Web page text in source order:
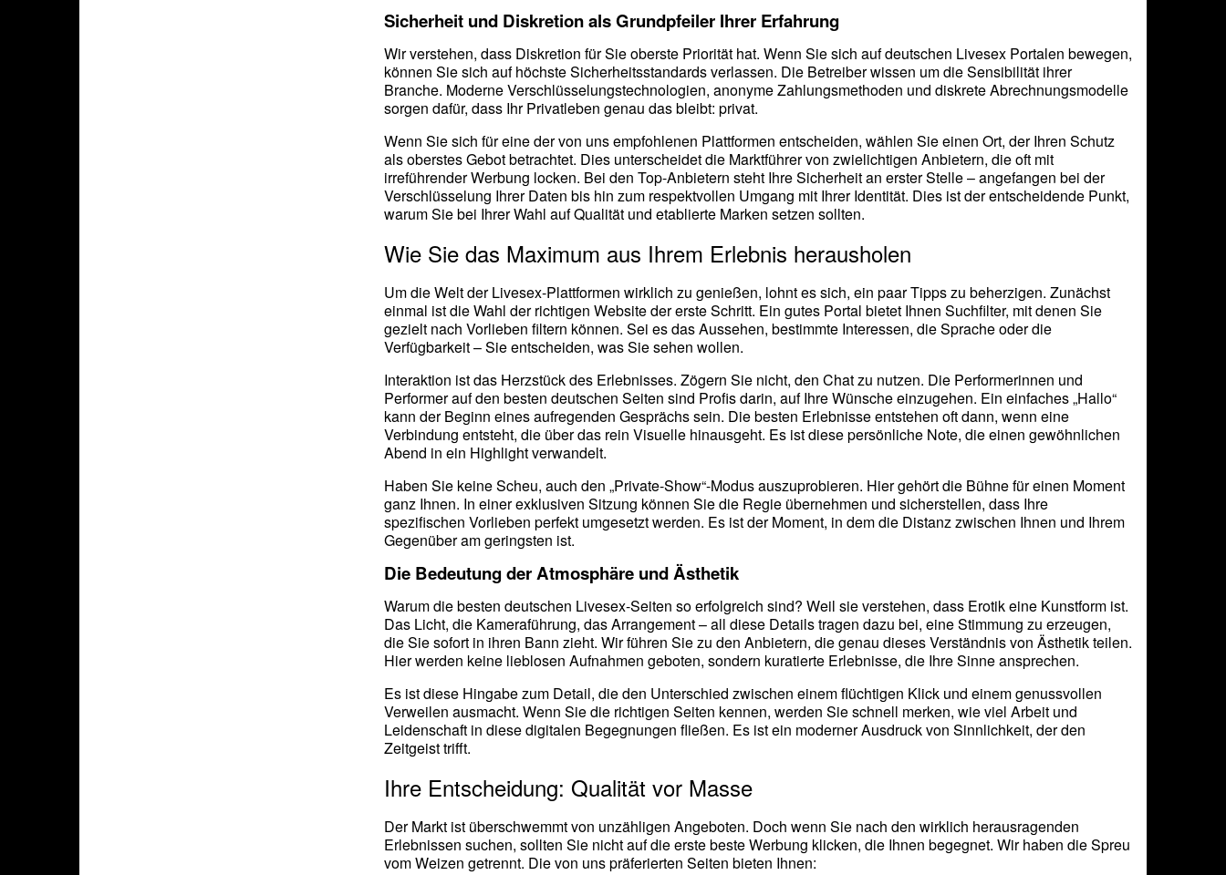
Sicherheit und Diskretion als Grundpfeiler Ihrer Erfahrung
Wir verstehen, dass Diskretion für Sie oberste Priorität hat. Wenn Sie sich auf deutschen Livesex Portalen bewegen,
können Sie sich auf höchste Sicherheitsstandards verlassen. Die Betreiber wissen um die Sensibilität ihrer
Branche. Moderne Verschlüsselungstechnologien, anonyme Zahlungsmethoden und diskrete Abrechnungsmodelle
sorgen dafür, dass Ihr Privatleben genau das bleibt: privat.
Wenn Sie sich für eine der von uns empfohlenen Plattformen entscheiden, wählen Sie einen Ort, der Ihren Schutz
als oberstes Gebot betrachtet. Dies unterscheidet die Marktführer von zwielichtigen Anbietern, die oft mit
irreführender Werbung locken. Bei den Top-Anbietern steht Ihre Sicherheit an erster Stelle – angefangen bei der
Verschlüsselung Ihrer Daten bis hin zum respektvollen Umgang mit Ihrer Identität. Dies ist der entscheidende Punkt,
warum Sie bei Ihrer Wahl auf Qualität und etablierte Marken setzen sollten.
Wie Sie das Maximum aus Ihrem Erlebnis herausholen
Um die Welt der Livesex-Plattformen wirklich zu genießen, lohnt es sich, ein paar Tipps zu beherzigen. Zunächst
einmal ist die Wahl der richtigen Website der erste Schritt. Ein gutes Portal bietet Ihnen Suchfilter, mit denen Sie
gezielt nach Vorlieben filtern können. Sei es das Aussehen, bestimmte Interessen, die Sprache oder die
Verfügbarkeit – Sie entscheiden, was Sie sehen wollen.
Interaktion ist das Herzstück des Erlebnisses. Zögern Sie nicht, den Chat zu nutzen. Die Performerinnen und
Performer auf den besten deutschen Seiten sind Profis darin, auf Ihre Wünsche einzugehen. Ein einfaches „Hallo“
kann der Beginn eines aufregenden Gesprächs sein. Die besten Erlebnisse entstehen oft dann, wenn eine
Verbindung entsteht, die über das rein Visuelle hinausgeht. Es ist diese persönliche Note, die einen gewöhnlichen
Abend in ein Highlight verwandelt.
Haben Sie keine Scheu, auch den „Private-Show“-Modus auszuprobieren. Hier gehört die Bühne für einen Moment
ganz Ihnen. In einer exklusiven Sitzung können Sie die Regie übernehmen und sicherstellen, dass Ihre
spezifischen Vorlieben perfekt umgesetzt werden. Es ist der Moment, in dem die Distanz zwischen Ihnen und Ihrem
Gegenüber am geringsten ist.
Die Bedeutung der Atmosphäre und Ästhetik
Warum die besten deutschen Livesex-Seiten so erfolgreich sind? Weil sie verstehen, dass Erotik eine Kunstform ist.
Das Licht, die Kameraführung, das Arrangement – all diese Details tragen dazu bei, eine Stimmung zu erzeugen,
die Sie sofort in ihren Bann zieht. Wir führen Sie zu den Anbietern, die genau dieses Verständnis von Ästhetik teilen.
Hier werden keine lieblosen Aufnahmen geboten, sondern kuratierte Erlebnisse, die Ihre Sinne ansprechen.
Es ist diese Hingabe zum Detail, die den Unterschied zwischen einem flüchtigen Klick und einem genussvollen
Verweilen ausmacht. Wenn Sie die richtigen Seiten kennen, werden Sie schnell merken, wie viel Arbeit und
Leidenschaft in diese digitalen Begegnungen fließen. Es ist ein moderner Ausdruck von Sinnlichkeit, der den
Zeitgeist trifft.
Ihre Entscheidung: Qualität vor Masse
Der Markt ist überschwemmt von unzähligen Angeboten. Doch wenn Sie nach den wirklich herausragenden
Erlebnissen suchen, sollten Sie nicht auf die erste beste Werbung klicken, die Ihnen begegnet. Wir haben die Spreu
vom Weizen getrennt. Die von uns präferierten Seiten bieten Ihnen: